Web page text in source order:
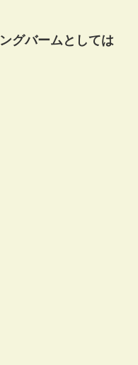
グバームとしては